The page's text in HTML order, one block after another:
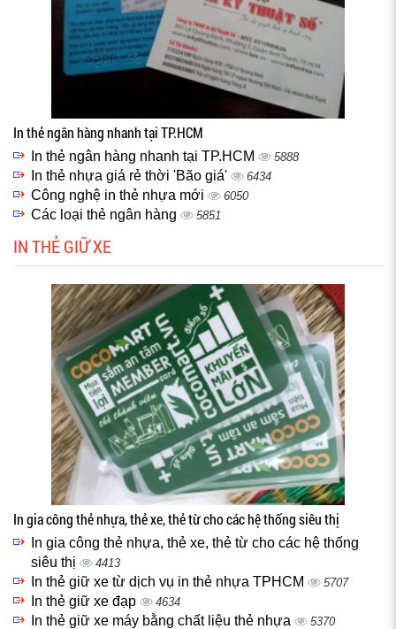
In thẻ ngân hàng nhanh tại TP.HCM
In thẻ ngân hàng nhanh tại TP.HCM 5888
In thẻ nhựa giá rẻ thời 'Bão giá' 6434
Công nghệ in thẻ nhựa mới 6050
Các loại thẻ ngân hàng 5851
IN THẺ GIỮ XE
In gia công thẻ nhựa, thẻ xe, thẻ từ cho các hệ thống siêu thị
In gia công thẻ nhựa, thẻ xe, thẻ từ cho các hệ thống
siêu thị
4413
In thẻ giữ xe từ dịch vụ in thẻ nhựa TPHCM 5707
In thẻ giữ xe đạp 4634
In thẻ giữ xe máy bằng chất liệu thẻ nhựa 5370